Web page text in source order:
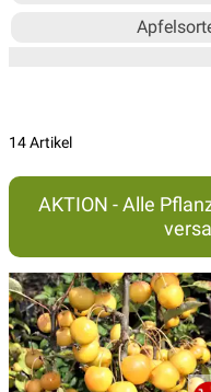
Gelbe
Säulenäpfel mit
14 Artikel
AKTION - Alle